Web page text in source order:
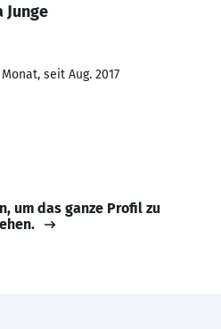
Junge
seit Aug. 2017
um das ganze Profil zu